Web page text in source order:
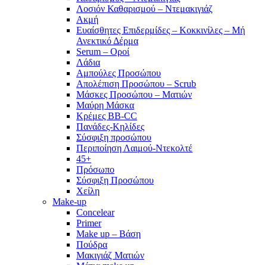
Λοσιόν Καθαρισμού – Ντεμακιγιάζ
Ακμή
Ευαίσθητες Επιδερμίδες – Κοκκινίλες – Μή
Ανεκτικό Δέρμα
Serum – Οροί
Λάδια
Αμπούλες Προσώπου
Απολέπιση Προσώπου – Scrub
Μάσκες Προσώπου – Ματιών
Μαύρη Μάσκα
Κρέμες BB-CC
Πανάδες-Κηλίδες
Σύσφιξη προσώπου
Περιποίηση Λαιμού-Ντεκολτέ
45+
Πρόσωπο
Σύσφιξη Προσώπου
Χείλη
Make-up
Concelear
Primer
Make up – Βάση
Πούδρα
Μακιγιάζ Ματιών